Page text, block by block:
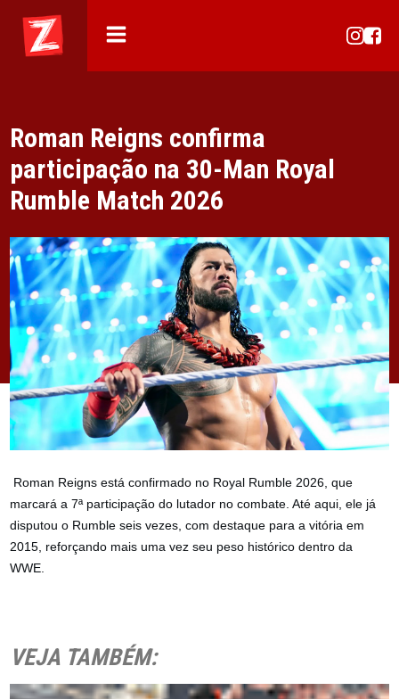
Roman Reigns confirma
participação na 30-Man Royal
Rumble Match 2026
Roman Reigns está confirmado no Royal Rumble 2026, que
marcará a 7ª participação do lutador no combate. Até aqui, ele já
disputou o Rumble seis vezes, com destaque para a vitória em
2015, reforçando mais uma vez seu peso histórico dentro da
WWE.
VEJA TAMBÉM: